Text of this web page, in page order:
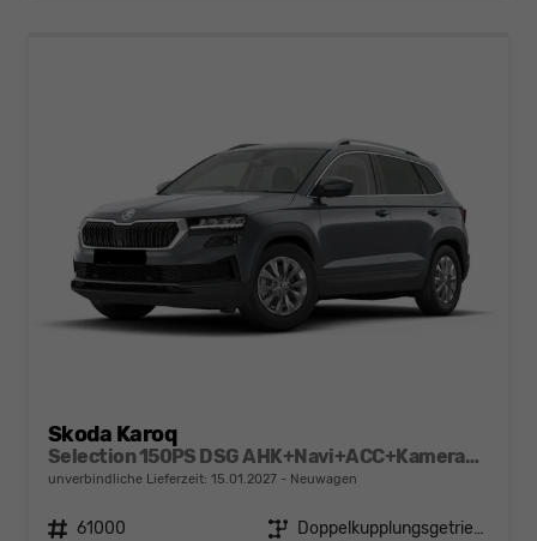
Skoda Karoq
Selection 150PS DSG AHK+Navi+ACC+Kamera+Kessy+Sitzheizung+GV5+Ambiente
unverbindliche Lieferzeit: 15.01.2027 Neuwagen
Fahrzeugnr. 61000 Getriebe
Doppelkupplungsgetriebe (DSG)